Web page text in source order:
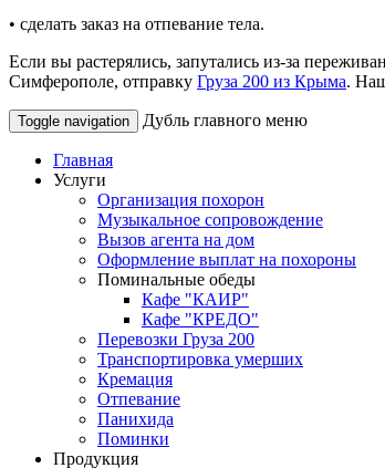
• сделать заказ на отпевание тела.
Если вы растерялись, запутались из-за
Симферополе, отправку Груза 200 из Крыма.
Toggle navigation Дубль главного меню
Главная
Услуги
Организация похорон
Музыкальное сопровождение
Вызов агента на дом
Оформление выплат на похороны
Поминальные обеды
Кафе "КАИР"
Кафе "КРЕДО"
Перевозки Груза 200
Транспортировка умерших
Кремация
Отпевание
Панихида
Поминки
Продукция